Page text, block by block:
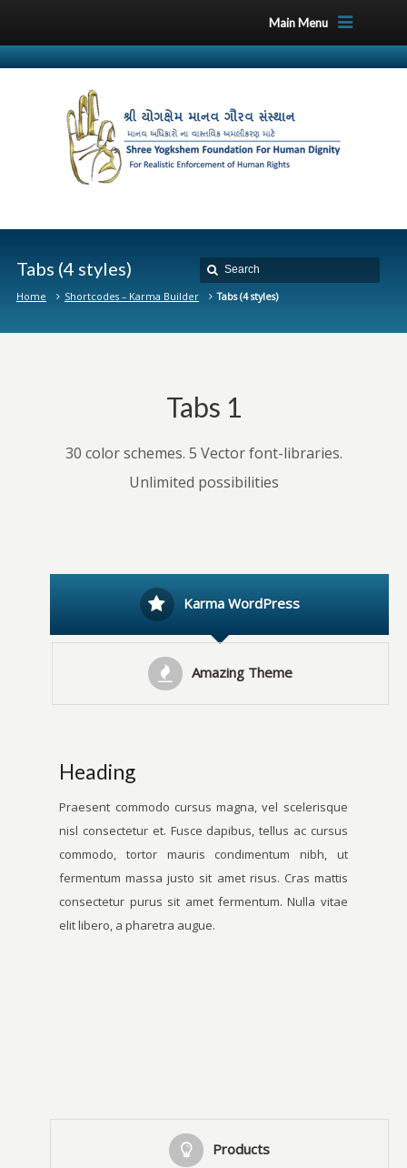
Main Menu
Tabs (4 styles)
Home Shortcodes – Karma Builder Tabs (4 styles)
Tabs 1
30 color schemes. 5 Vector font-libraries.
Unlimited possibilities
Karma WordPress
Amazing Theme
Heading
Praesent commodo cursus magna, vel scelerisque
nisl consectetur et. Fusce dapibus, tellus ac cursus
commodo, tortor mauris condimentum nibh, ut
fermentum massa justo sit amet risus. Cras mattis
consectetur purus sit amet fermentum. Nulla vitae
elit libero, a pharetra augue.
Products